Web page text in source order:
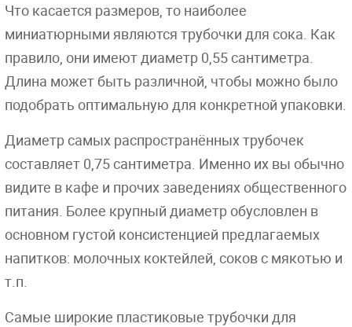
Что касается размеров, то наиболее
миниатюрными являются трубочки для сока. Как
правило, они имеют диаметр 0,55 сантиметра.
Длина может быть различной, чтобы можно было
подобрать оптимальную для конкретной упаковки.
Диаметр самых распространённых трубочек
составляет 0,75 сантиметра. Именно их вы обычно
видите в кафе и прочих заведениях общественного
питания. Более крупный диаметр обусловлен в
основном густой консистенцией предлагаемых
напитков: молочных коктейлей, соков с мякотью и
т.п.
Самые широкие пластиковые трубочки для